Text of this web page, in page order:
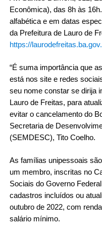
Econômica), das 8h às
alfabética e em datas
https://
“É suma importância que
está nos site e redes
seu nome constar se dirija
Lauro de Freitas, para
evitar o cancelamento do
Secretaria de
(SEMDESC), Tito Coelho.
As famílias unipessoais
um membro, inscritas no
Sociais do Governo
cadastros incluídos ou
outubro de 2022, com
salário mínimo.